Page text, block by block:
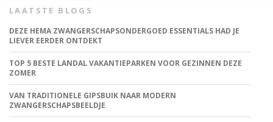
LAATSTE BLOGS
DEZE HEMA ZWANGERSCHAPSONDERGOED ESSENTIALS HAD JE
LIEVER EERDER ONTDEKT
TOP 5 BESTE LANDAL VAKANTIEPARKEN VOOR GEZINNEN DEZE
ZOMER
VAN TRADITIONELE GIPSBUIK NAAR MODERN
ZWANGERSCHAPSBEELDJE